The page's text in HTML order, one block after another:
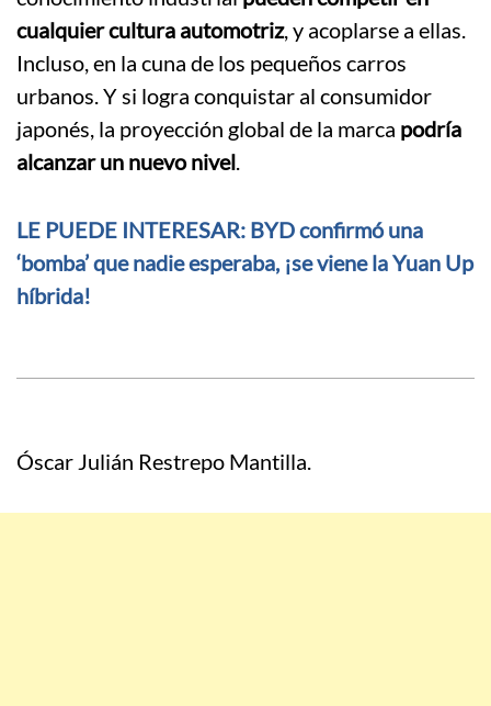
cualquier cultura automotriz, y acoplarse a ellas.
Incluso, en la cuna de los pequeños carros
urbanos. Y si logra conquistar al consumidor
japonés, la proyección global de la marca podría
alcanzar un nuevo nivel.
LE PUEDE INTERESAR: BYD confirmó una
‘bomba’ que nadie esperaba, ¡se viene la Yuan Up
híbrida!
Óscar Julián Restrepo Mantilla.